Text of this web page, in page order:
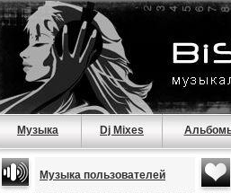
Музыка Dj Mixes
Музыка пользователей